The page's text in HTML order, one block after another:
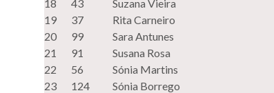
18
43 Suzana Vieira
19
37 Rita Carneiro
20
99 Sara Antunes
21
91 Susana Rosa
22
56 Sónia Martins
23
124 Sónia Borrego